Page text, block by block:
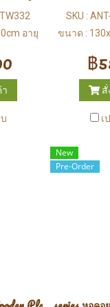
อายุ
SKU :
ขนาด :
฿
สั่
เ
New
Pre-Order